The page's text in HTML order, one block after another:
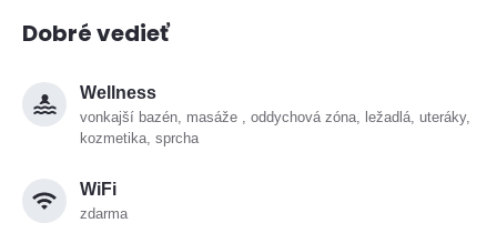
Dobré vedieť
Wellness
vonkajší bazén, masáže , oddychová zóna, ležadlá, uteráky,
kozmetika, sprcha
WiFi
zdarma